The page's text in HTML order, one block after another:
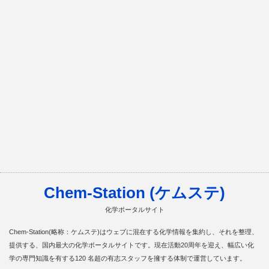
Chem-Station (ケムステ)
化学ポータルサイト
Chem-Station(略称：ケムステ)はウェブに混在する化学情報を集約し、それを整理、
提供する、国内最大の化学ポータルサイトです。現在活動20周年を迎え、幅広い化
学の専門知識を有する120 名超の有志スタッフを擁する体制で運営しています。